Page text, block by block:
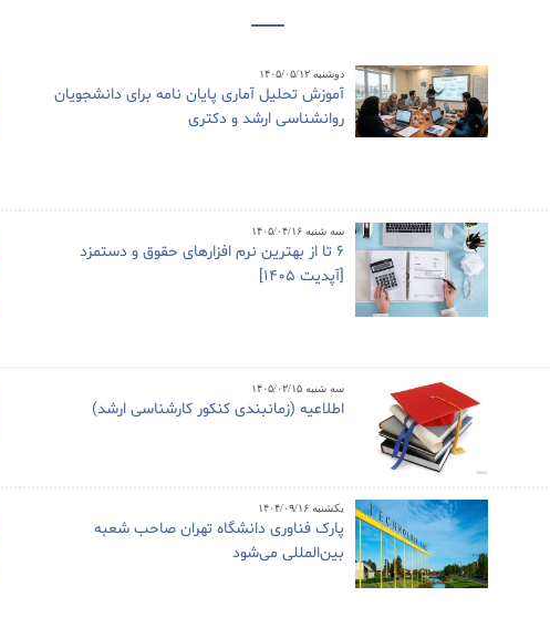
دوشنبه ۱۴۰۵/۰۵/۱۲
آموزش تحلیل آماری پایان نامه برای دانشجویان
روانشناسی ارشد و دکتری
سه شنبه ۱۴۰۵/۰۴/۱۶
6 تا از بهترین نرم افزارهای حقوق و دستمزد
[آپدیت 1405]
سه شنبه ۱۴۰۵/۰۲/۱۵
اطلاعیه (زمانبندی کنکور کارشناسی ارشد)
یکشنبه ۱۴۰۴/۰۹/۱۶
پارک فناوری دانشگاه تهران صاحب شعبه
بین‌المللی می‌شود